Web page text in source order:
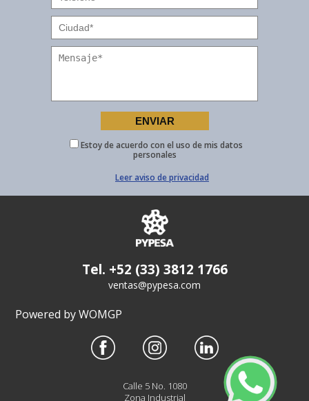
Estoy de acuerdo con el uso de mis datos
personales
Leer aviso de privacidad
Tel. +52 (33) 3812 1766
ventas@pypesa.com
Powered by WOMGP
Calle 5 No. 1080
Zona Industrial